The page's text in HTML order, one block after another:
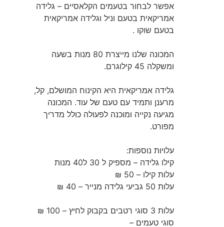
אפשר לבחור בטעמים הקלאסיים – גלידה
אמריקאית בטעם וניל וגלידה אמריקאית
בטעם שוקו .
המכונה שלנו מייצרת 80 מנות בשעה
ומשקלה 45 קילוגרם.
גלידה אמריקאית היא הקינוח המושלם, קל,
מרענן ותמיד עם טעם של עוד. המכונה
מגיעה נקייה ומוכנה לפעולה כולל מדריך
מפורט.
עלויות נוספות:
קילו גלידה – מספיק ל 30 ל40 מנות
עלות קילו – 50 ₪
עלות 50 גביעי גלידה מנייר – 40 ₪
עלות 3 סוגי רטבים בקבוק לחיץ – 100 ₪
סוגי טעמים –